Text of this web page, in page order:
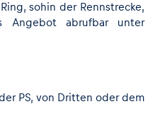
sohin der Rennstrecke,
Angebot abrufbar unter
PS, von Dritten oder dem